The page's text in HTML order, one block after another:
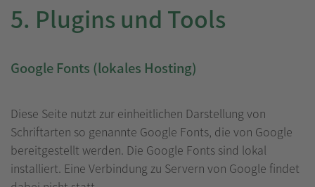
5. Plugins und Tools
Google Fonts (lokales Hosting)
Diese Seite nutzt zur einheitlichen Darstellung von
Schriftarten so genannte Google Fonts, die von Google
bereitgestellt werden. Die Google Fonts sind lokal
installiert. Eine Verbindung zu Servern von Google findet